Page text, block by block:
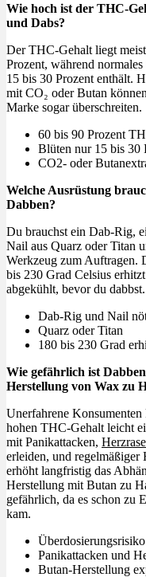
Wie hoch ist der THC-
und Dabs?
Der THC-Gehalt liegt
Prozent, während
15 bis 30 Prozent enthält.
mit CO₂ oder Butan
Marke sogar überschreiten.
60 bis 90 Prozent
Blüten nur 15 bis 30
CO2- oder
Welche Ausrüstung
Dabben?
Du brauchst ein Dab-Rig,
Nail aus Quarz oder Titan
Werkzeug zum Auftragen.
bis 230 Grad Celsius
abgekühlt, bevor du dabbst.
Dab-Rig und Nail
Quarz oder Titan
180 bis 230 Grad
Wie gefährlich ist
Herstellung von Wax zu
Unerfahrene Konsumenten
hohen THC-Gehalt leicht
mit Panikattacken,
erleiden, und regelmäßiger
erhöht langfristig das
Herstellung mit Butan zu
gefährlich, da es schon zu
kam.
Panikattacken und
Butan-Herstellung